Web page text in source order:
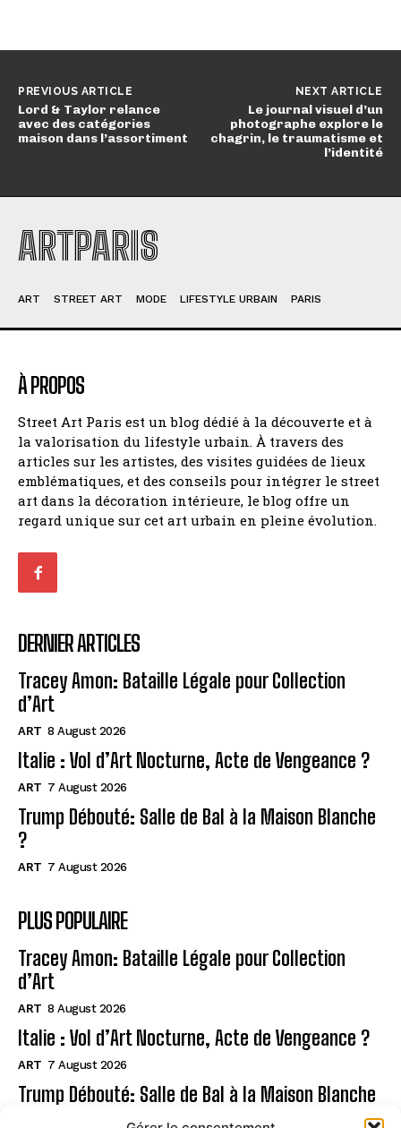
PREVIOUS ARTICLE
Lord & Taylor relance
avec des catégories
maison dans l’assortiment
NEXT ARTICLE
Le journal visuel d’un
photographe explore le
chagrin, le traumatisme et
l’identité
ARTPARIS
ART STREET ART MODE LIFESTYLE URBAIN PARIS
À PROPOS
Street Art Paris est un blog dédié à la découverte et à
la valorisation du lifestyle urbain. À travers des
articles sur les artistes, des visites guidées de lieux
emblématiques, et des conseils pour intégrer le street
art dans la décoration intérieure, le blog offre un
regard unique sur cet art urbain en pleine évolution.
DERNIER ARTICLES
Tracey Amon: Bataille Légale pour Collection
d’Art
ART 8 August 2026
Italie : Vol d’Art Nocturne, Acte de Vengeance ?
ART 7 August 2026
Trump Débouté: Salle de Bal à la Maison Blanche
?
ART 7 August 2026
PLUS POPULAIRE
Tracey Amon: Bataille Légale pour Collection
d’Art
ART 8 August 2026
Italie : Vol d’Art Nocturne, Acte de Vengeance ?
ART 7 August 2026
Trump Débouté: Salle de Bal à la Maison Blanche